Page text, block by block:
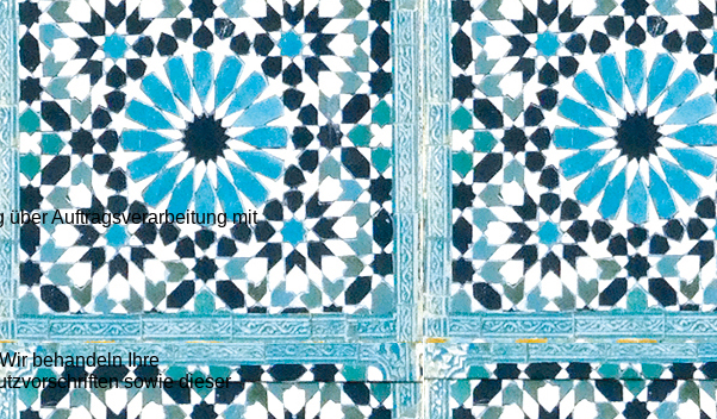
Auftragsverarbeitung mit
behandeln Ihre
sowie dieser